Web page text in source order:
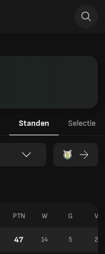
Standen Selectie
PTN W G V
47 14 5 2